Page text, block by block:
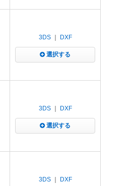
3DS｜ DXF
選択する
3DS｜ DXF
選択する
3DS｜ DXF